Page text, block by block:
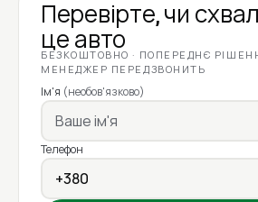
Перевірте, чи
це авто
БЕЗКОШТОВНО · ПОПЕРЕДНЄ
МЕНЕДЖЕР ПЕРЕДЗВОНИТЬ
Ім'я (необов'язково)
Телефон